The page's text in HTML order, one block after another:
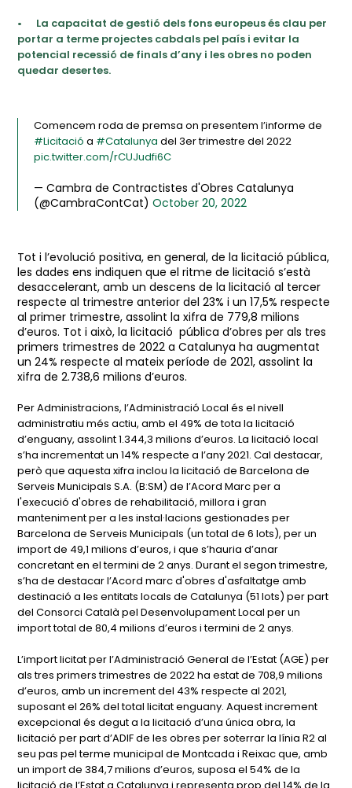
•
La capacitat de gestió dels fons europeus és clau per
portar a terme projectes cabdals pel país i evitar la
potencial recessió de finals d’any i les obres no poden
quedar desertes.
Comencem roda de premsa on presentem l’informe de
#Licitació a #Catalunya del 3er trimestre del 2022
pic.twitter.com/rCUJudfi6C
— Cambra de Contractistes d'Obres Catalunya
(@CambraContCat)October 20, 2022
Tot i l’evolució positiva, en general, de la licitació pública,
les dades ens indiquen que el ritme de licitació s’està
desaccelerant, amb un descens de la licitació al tercer
respecte al trimestre anterior del 23% i un 17,5% respecte
al primer trimestre, assolint la xifra de 779,8 milions
d’euros. Tot i això, la licitació pública d’obres per als tres
primers trimestres de 2022 a Catalunya ha augmentat
un 24% respecte al mateix període de 2021, assolint la
xifra de 2.738,6 milions d’euros.
Per Administracions, l’Administració Local és el nivell
administratiu més actiu, amb el 49% de tota la licitació
d’enguany, assolint 1.344,3 milions d’euros. La licitació local
s’ha incrementat un 14% respecte a l’any 2021. Cal destacar,
però que aquesta xifra inclou la licitació de Barcelona de
Serveis Municipals S.A. (B:SM) de l’Acord Marc per a
l'execució d'obres de rehabilitació, millora i gran
manteniment per a les instal·lacions gestionades per
Barcelona de Serveis Municipals (un total de 6 lots), per un
import de 49,1 milions d’euros, i que s’hauria d’anar
concretant en el termini de 2 anys. Durant el segon trimestre,
s’ha de destacar l’Acord marc d'obres d'asfaltatge amb
destinació a les entitats locals de Catalunya (51 lots) per part
del Consorci Català pel Desenvolupament Local per un
import total de 80,4 milions d’euros i termini de 2 anys.
L’import licitat per l’Administració General de l’Estat (AGE) per
als tres primers trimestres de 2022 ha estat de 708,9 milions
d’euros, amb un increment del 43% respecte al 2021,
suposant el 26% del total licitat enguany. Aquest increment
excepcional és degut a la licitació d’una única obra, la
licitació per part d’ADIF de les obres per soterrar la línia R2 al
seu pas pel terme municipal de Montcada i Reixac que, amb
un import de 384,7 milions d’euros, suposa el 54% de la